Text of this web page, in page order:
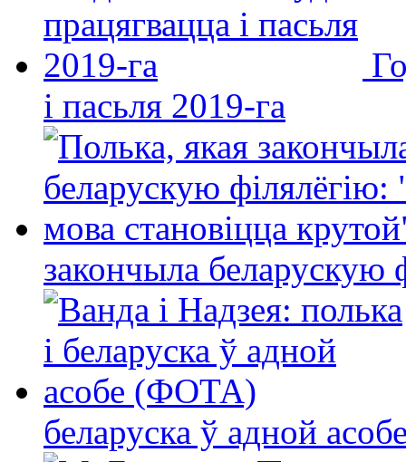
і пасьля 2019-га
закончыла беларускую
беларуска ў адной